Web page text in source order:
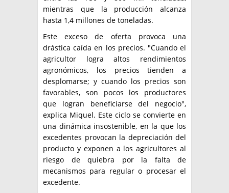
mientras que la producción alcanza
hasta 1,4 millones de toneladas.
Este exceso de oferta provoca una
drástica caída en los precios. "Cuando el
agricultor logra altos rendimientos
agronómicos, los precios tienden a
desplomarse; y cuando los precios son
favorables, son pocos los productores
que logran beneficiarse del negocio",
explica Miquel. Este ciclo se convierte en
una dinámica insostenible, en la que los
excedentes provocan la depreciación del
producto y exponen a los agricultores al
riesgo de quiebra por la falta de
mecanismos para regular o procesar el
excedente.